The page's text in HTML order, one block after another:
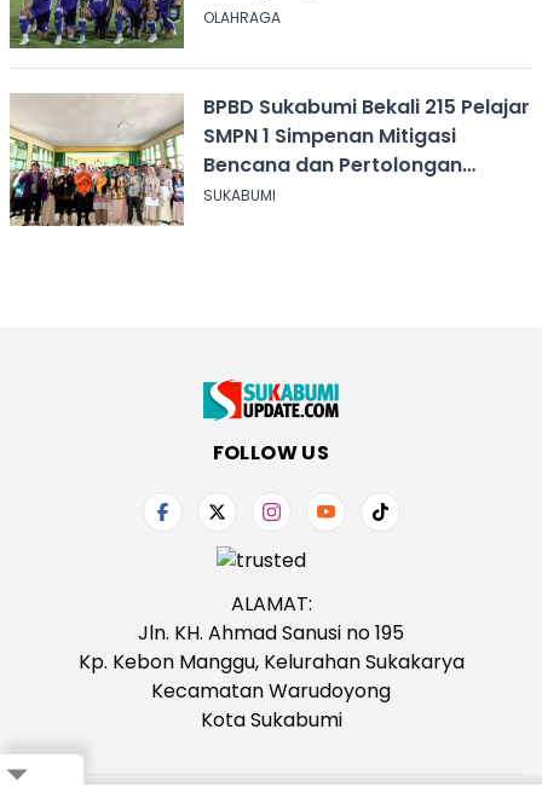
OLAHRAGA
BPBD Sukabumi Bekali 215 Pelajar
SMPN 1 Simpenan Mitigasi
Bencana dan Pertolongan
Psikologis
SUKABUMI
FOLLOW US
ALAMAT:
Jln. KH. Ahmad Sanusi no 195
Kp. Kebon Manggu, Kelurahan Sukakarya
Kecamatan Warudoyong
Kota Sukabumi